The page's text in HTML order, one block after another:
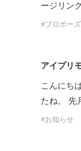
ヤモンドプロポーズ
セプトシリーズ
ジンビリーフ
ージリン
プロポーズ
アイプリ
こんにち
たね。 先
お知らせ